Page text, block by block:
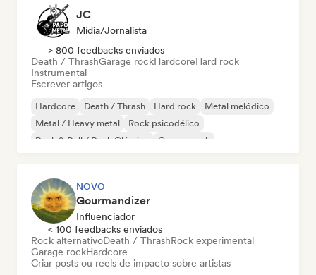
JC
Mídia/Jornalista
> 800 feedbacks enviados
Death / ThrashGarage rockHardcoreHard rock
Instrumental
Escrever artigos
Hardcore Death / Thrash Hard rock
Metal melódico
Metal / Heavy metal
Rock psicodélico
Rock & Roll / Rock Clássico
Garage rock
NOVO
Gourmandizer
Influenciador
< 100 feedbacks enviados
Rock alternativoDeath / ThrashRock experimental
Garage rockHardcore
Criar posts ou reels de impacto sobre artistas